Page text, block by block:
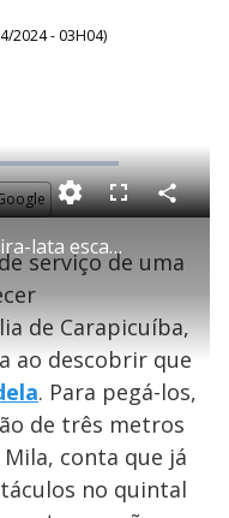
2024 - 03H04)
Cachorro ou aranha? Vira-lata escala portão de três metros de altura e impressiona tutores
F
l
s
c
n
C
o
a
r
a
serviço de uma
de Carapicuíba,
ao descobrir que
. Para pegá-los,
de três metros
conta que já
no quintal